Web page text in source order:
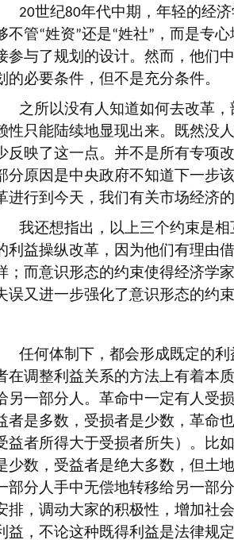
20世纪80年代中期，年轻的经
不管“姓资”还是“姓社” ，而是专
参与了规划的设计。然而，他们
的必要条件，但不是充分条件。
之所以没有人知道如何去改革
性只能陆续地显现出来。既然没
反映了这一点。并不是所有专项
分原因是中央政府不知道下一步
进行到今天，我们有关市场经济
我还想指出，以上三个约束是
利益操纵改革，因为他们有理由
；而意识形态的约束使得经济学
误又进一步强化了意识形态的约束
任何体制下，都会形成既定的
在调整利益关系的方法上有着本
另一部分人。革命中一定有人受
者是多数，受损者是少数，革命
益者所得大于受损者所失）。比
少数，受益者是绝大多数，但土
部分人手中无偿地转移给另一部
排，调动大家的积极性，增加社
益，不论这种既得利益是法律规